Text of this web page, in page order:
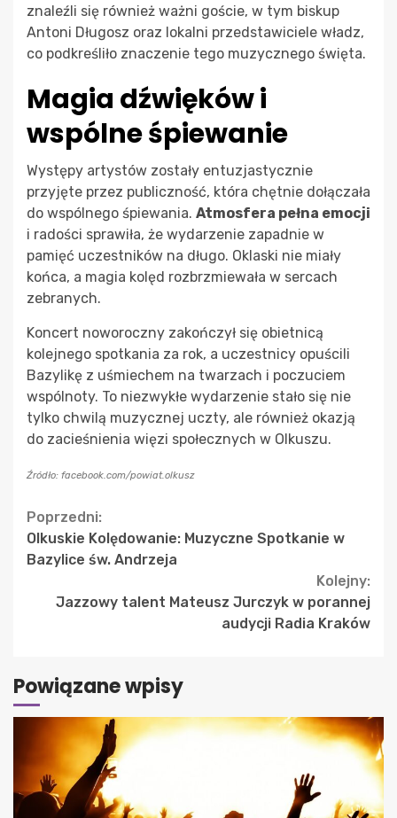
znaleźli się również ważni goście, w tym biskup
Antoni Długosz oraz lokalni przedstawiciele władz,
co podkreśliło znaczenie tego muzycznego święta.
Magia dźwięków i
wspólne śpiewanie
Występy artystów zostały entuzjastycznie
przyjęte przez publiczność, która chętnie dołączała
do wspólnego śpiewania. Atmosfera pełna emocji
i radości sprawiła, że wydarzenie zapadnie w
pamięć uczestników na długo. Oklaski nie miały
końca, a magia kolęd rozbrzmiewała w sercach
zebranych.
Koncert noworoczny zakończył się obietnicą
kolejnego spotkania za rok, a uczestnicy opuścili
Bazylikę z uśmiechem na twarzach i poczuciem
wspólnoty. To niezwykłe wydarzenie stało się nie
tylko chwilą muzycznej uczty, ale również okazją
do zacieśnienia więzi społecznych w Olkuszu.
Źródło: facebook.com/powiat.olkusz
Continue
Reading
Poprzedni:
Olkuskie Kolędowanie: Muzyczne Spotkanie w
Bazylice św. Andrzeja
Kolejny:
Jazzowy talent Mateusz Jurczyk w porannej
audycji Radia Kraków
Powiązane wpisy